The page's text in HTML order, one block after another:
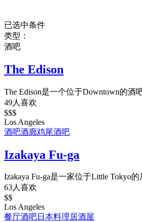
已选中条件
类型：
酒吧
The Edison
The Edison是一个位于Downtown的酒
49人喜欢
$$$
Los Angeles
酒吧酒廊鸡尾酒吧
Izakaya Fu-ga
Izakaya Fu-ga是一家位于Little Tokyo的
63人喜欢
$$
Los Angeles
餐厅酒吧日本料理居酒屋